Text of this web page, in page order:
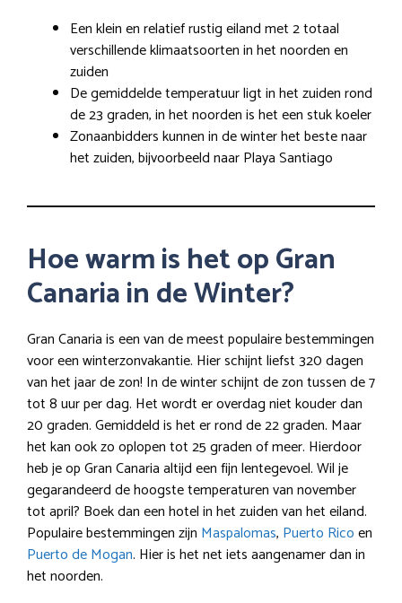
Een klein en relatief rustig eiland met 2 totaal
verschillende klimaatsoorten in het noorden en
zuiden
De gemiddelde temperatuur ligt in het zuiden rond
de 23 graden, in het noorden is het een stuk koeler
Zonaanbidders kunnen in de winter het beste naar
het zuiden, bijvoorbeeld naar Playa Santiago
Hoe warm is het op Gran
Canaria in de Winter?
Gran Canaria is een van de meest populaire bestemmingen
voor een winterzonvakantie. Hier schijnt liefst 320 dagen
van het jaar de zon! In de winter schijnt de zon tussen de 7
tot 8 uur per dag. Het wordt er overdag niet kouder dan
20 graden. Gemiddeld is het er rond de 22 graden. Maar
het kan ook zo oplopen tot 25 graden of meer. Hierdoor
heb je op Gran Canaria altijd een fijn lentegevoel. Wil je
gegarandeerd de hoogste temperaturen van november
tot april? Boek dan een hotel in het zuiden van het eiland.
Populaire bestemmingen zijn Maspalomas, Puerto Ricoen
Puerto de Mogan. Hier is het net iets aangenamer dan in
het noorden.